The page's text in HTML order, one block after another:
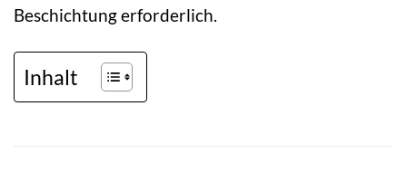
Beschichtung erforderlich.
Inhalt